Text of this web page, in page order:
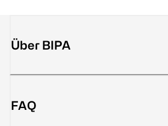
Über BIPA
FAQ